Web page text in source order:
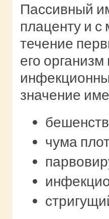
Пассивный
плаценту и
течение
его
значение
чума